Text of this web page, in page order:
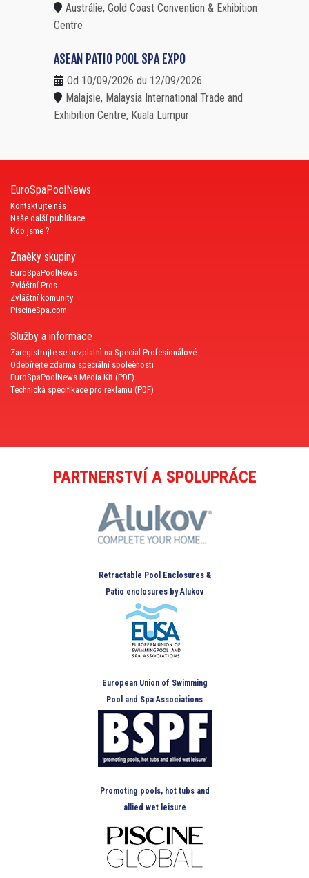
Austrálie, Gold Coast Convention & Exhibition
Centre
ASEAN PATIO POOL SPA EXPO
Od 10/09/2026 du 12/09/2026
Malajsie, Malaysia International Trade and
Exhibition Centre, Kuala Lumpur
EuroSpaPoolNews
Kontaktujte nás
Naše další publikace
Kdo jsme ?
Znaèky skupiny
EuroSpaPoolNews
Zvláštní Pros
Zvláštní komunity
PiscineSpa.com
Služby a informace
Zaregistrujte se bezplatnì na Special Profesionálové
Odebírejte zdarma speciální spoleènosti
EuroSpaPoolNews Media Kit (PDF)
Technická specifikace pro reklamu (PDF)
PARTNERSTVÍ A SPOLUPRÁCE
Retractable Pool Enclosures &
Patio enclosures by Alukov
European Union of Swimming
Pool and Spa Associations
Promoting pools, hot tubs and
allied wet leisure